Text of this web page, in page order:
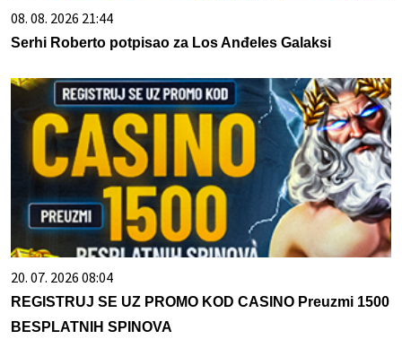
08. 08. 2026 21:44
Serhi Roberto potpisao za Los Anđeles Galaksi
20. 07. 2026 08:04
REGISTRUJ SE UZ PROMO KOD CASINO Preuzmi 1500
BESPLATNIH SPINOVA